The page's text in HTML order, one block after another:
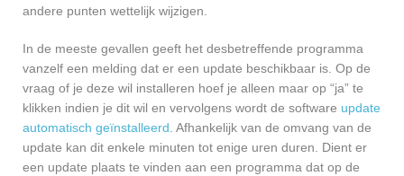
andere punten wettelijk wijzigen.
In de meeste gevallen geeft het desbetreffende programma
vanzelf een melding dat er een update beschikbaar is. Op de
vraag of je deze wil installeren hoef je alleen maar op “ja” te
klikken indien je dit wil en vervolgens wordt de software update
automatisch geïnstalleerd . Afhankelijk van de omvang van de
update kan dit enkele minuten tot enige uren duren. Dient er
een update plaats te vinden aan een programma dat op de